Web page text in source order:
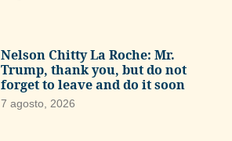
Nelson Chitty La Roche: Mr.
Trump, thank you, but do not
forget to leave and do it soon
7 agosto, 2026